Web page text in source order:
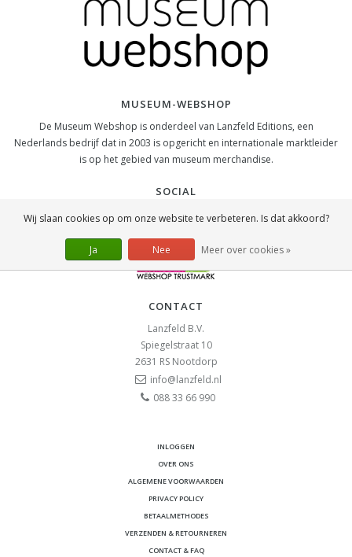
MUSEUM-WEBSHOP
De Museum Webshop is onderdeel van Lanzfeld Editions, een
Nederlands bedrijf dat in 2003 is opgericht en internationale marktleider
is op het gebied van museum merchandise.
SOCIAL
CONTACT
Lanzfeld B.V.
Spiegelstraat 10
2631 RS Nootdorp
info@lanzfeld.nl
088 33 66 990
INLOGGEN
OVER ONS
ALGEMENE VOORWAARDEN
PRIVACY POLICY
BETAALMETHODES
VERZENDEN & RETOURNEREN
CONTACT & FAQ
Wij slaan cookies op om onze website te verbeteren. Is dat akkoord?
Ja Nee Meer over cookies »